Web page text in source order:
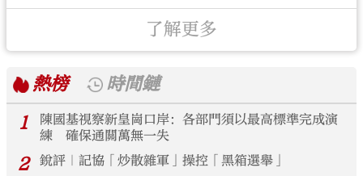
了解更多
熱榜
時間鏈
1
陳國基視察新皇崗口岸：各部門須以最高標準完成演
練 確保通關萬無一失
2 銳評｜記協「炒散雜軍」操控「黑箱選舉」